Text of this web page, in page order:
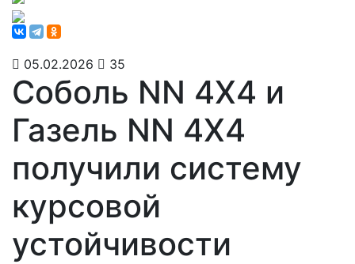
05.02.2026 35
Соболь NN 4X4 и
Газель NN 4X4
получили систему
курсовой
устойчивости